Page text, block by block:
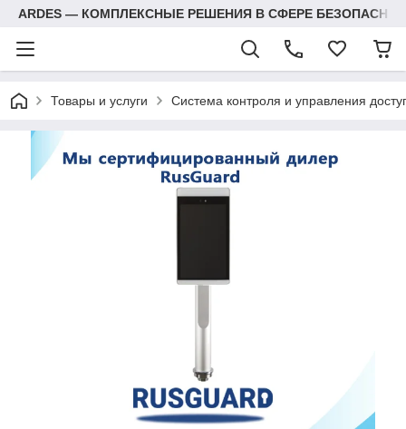
ARDES — КОМПЛЕКСНЫЕ РЕШЕНИЯ В СФЕРЕ
Товары и услуги Система контроля и управления